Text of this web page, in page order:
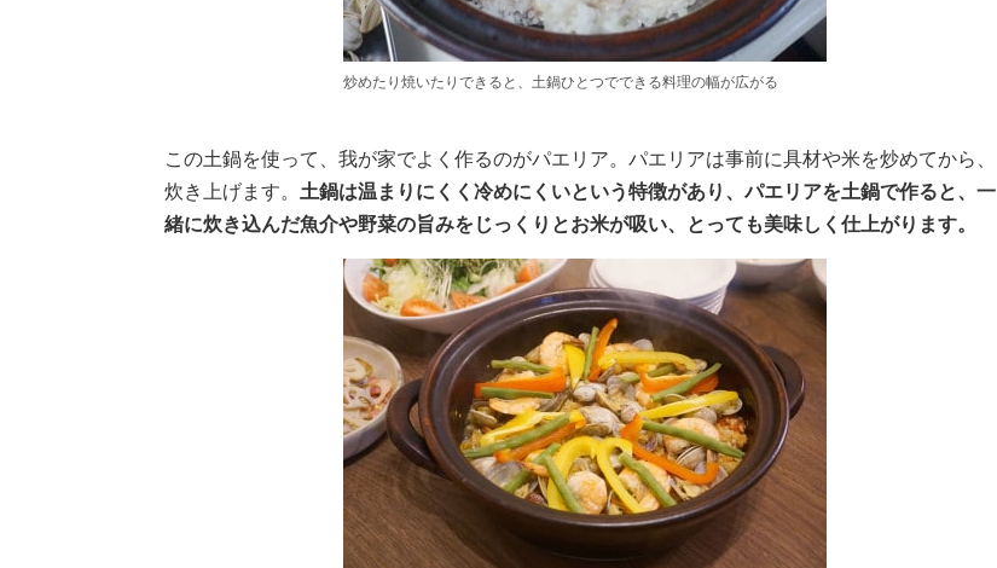
炒めたり焼いたりできると、土鍋ひとつでできる料理の幅が広がる
この土鍋を使って、我が家でよく作るのがパエリア。パエリアは事前に具材や米を炒めてから、
炊き上げます。 土鍋は温まりにくく冷めにくいという特徴があり、パエリアを土鍋で作ると、一
緒に炊き込んだ魚介や野菜の旨みをじっくりとお米が吸い、とっても美味しく仕上がります。